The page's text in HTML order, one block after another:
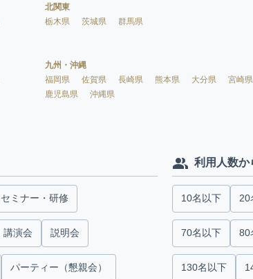
北関東
栃木県
茨城県 群馬県
九州・沖縄
福岡県
佐賀県 長崎県 熊本県 大分県
宮崎県
鹿児島県
沖縄県
セミナー・研修
講演会 説明会
パーティー（懇親会）
利用人数か
10名以下 20
70名以下 80
130名以下